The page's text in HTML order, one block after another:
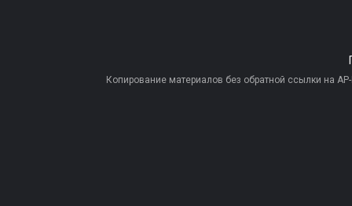
Копирование материалов без обратной ссылки на